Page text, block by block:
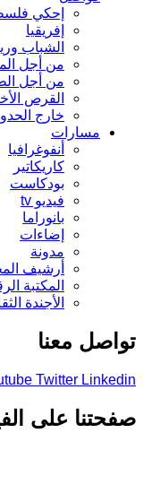
إحكي
إفريقيا
الشباب
من أجل
من أجل
القرص
خارج
مسارات
أنفوغرافيا
كاريكاتير
بودكاست
فيديو tv
بانوراما
إضاءات
مدونة
أرشيف
المكتبة
الأجندة
تواصل معنا
Twitter Linkedin
صفحتنا على